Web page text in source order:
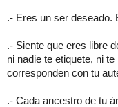
.- Eres un ser deseado.
.- Siente que eres libre
ni nadie te etiquete, ni
corresponden con tu
.- Cada ancestro de tu